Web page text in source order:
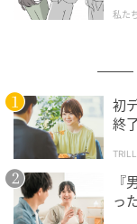
笑わせてくれる
るバランス感が
アドバイスま
私た
初
終
『
っ